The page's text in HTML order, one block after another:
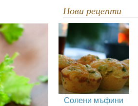
Нови рецепти
Солени мъфини